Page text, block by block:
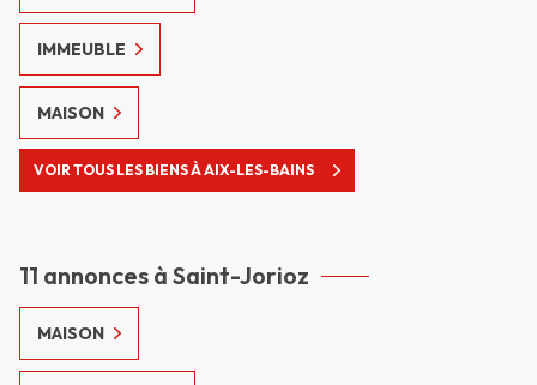
IMMEUBLE
MAISON
VOIR TOUS LES BIENS À AIX-LES-BAINS
11 annonces à Saint-Jorioz
MAISON